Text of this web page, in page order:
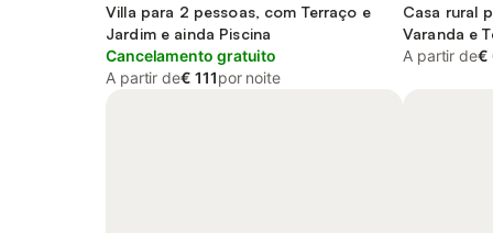
Bartolomeu da Serra, Alentejo Litoral
Villa para 2 pessoas, com Terraço e
Jardim e ainda Piscina
Cancelamento gratuito
A partir de€ 111por noite
Alentejo
Casa rural
Varanda e
Jardim
A partir de€